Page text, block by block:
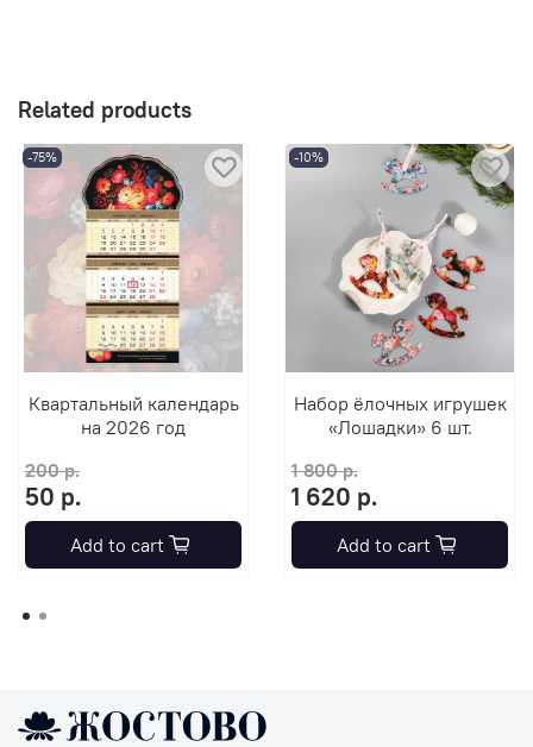
Related products
-75%
Квартальный календарь
на 2026 год
200 р.
50 р.
Add to cart
-10%
Набор ёлочных игрушек
«Лошадки» 6 шт.
1 800 р.
1 620 р.
Add to cart